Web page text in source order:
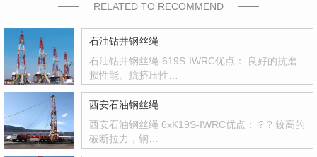
RELATED TO RECOMMEND
石油钻井钢丝绳
石油钻井钢丝绳-619S-IWRC优点： 良好的抗磨
损性能、抗挤压性…
西安石油钢丝绳
西安石油钢丝绳 6xK19S-IWRC优点： ? ? 较高的
破断拉力，钢…